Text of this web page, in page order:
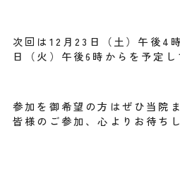
次回は12月23日（土）午後4
日（火）午後6時からを予定し
参加を御希望の方はぜひ当院
皆様のご参加、心よりお待ち